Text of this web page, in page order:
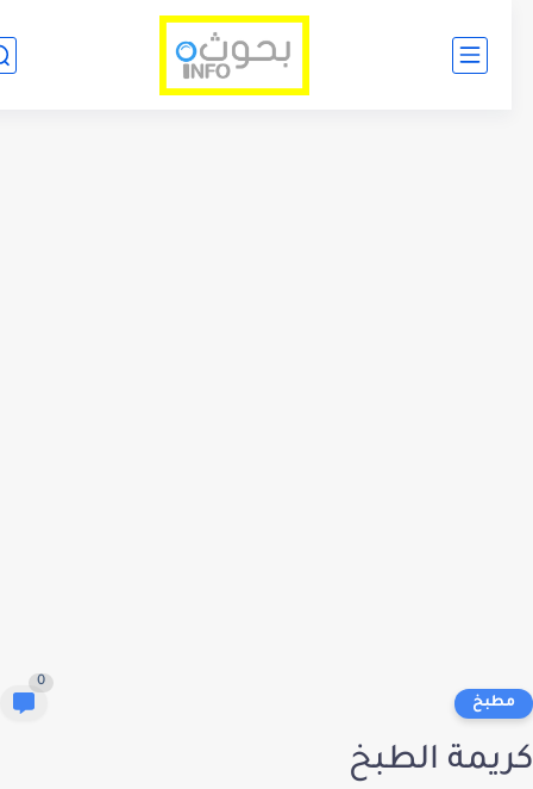
الطبخ